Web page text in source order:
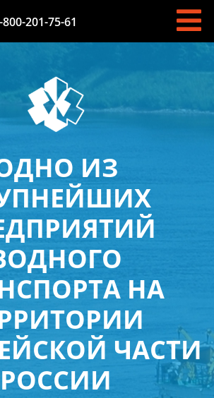
800-201-75-61
ИЗ
НА
ЧАСТИ
РОССИИ